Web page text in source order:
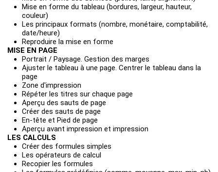
Mise en forme du tableau (bordures, largeur, hauteur,
couleur)
Les principaux formats (nombre, monétaire, comptabilité,
date/heure)
Reproduire la mise en forme
MISE EN PAGE
Portrait / Paysage. Gestion des marges
Ajuster le tableau à une page. Centrer le tableau dans la
page
Zone d'impression
Répéter les titres sur chaque page
Aperçu des sauts de page
Créer des sauts de page
En-tête et Pied de page
Aperçu avant impression et impression
LES CALCULS
Créer des formules simples
Les opérateurs de calcul
Recopier les formules